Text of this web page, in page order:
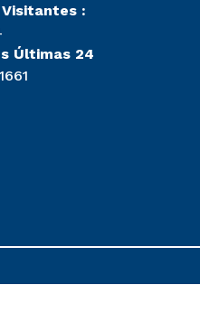
:
Últimas 24